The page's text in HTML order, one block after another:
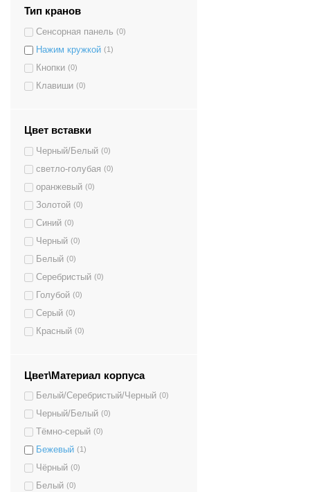
Тип кранов
Сенсорная панель (0)
Нажим кружкой (1)
Кнопки (0)
Клавиши (0)
Цвет вставки
Черный/Белый (0)
светло-голубая (0)
оранжевый (0)
Золотой (0)
Синий (0)
Черный (0)
Белый (0)
Серебристый (0)
Голубой (0)
Серый (0)
Красный (0)
Цвет\Материал корпуса
Белый/Серебристый/Черный (0)
Черный/Белый (0)
Тёмно-серый (0)
Бежевый (1)
Чёрный (0)
Белый (0)